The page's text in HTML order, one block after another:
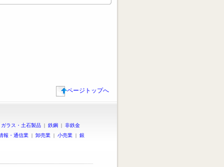
ページトップへ
ガラス・土石製品 | 鉄鋼 | 非鉄金
報・通信業 | 卸売業 | 小売業 | 銀